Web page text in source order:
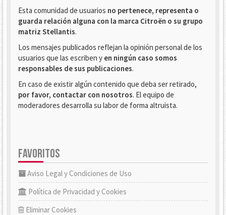
Esta comunidad de usuarios no pertenece, representa o
guarda relación alguna con la marca Citroën o su grupo
matriz Stellantis.
Los mensajes publicados reflejan la opinión personal de los
usuarios que las escriben y en ningún caso somos
responsables de sus publicaciones.
En caso de existir algún contenido que deba ser retirado,
por favor, contactar con nosotros. El equipo de
moderadores desarrolla su labor de forma altruista.
FAVORITOS
Aviso Legal y Condiciones de Uso
Política de Privacidad y Cookies
Eliminar Cookies